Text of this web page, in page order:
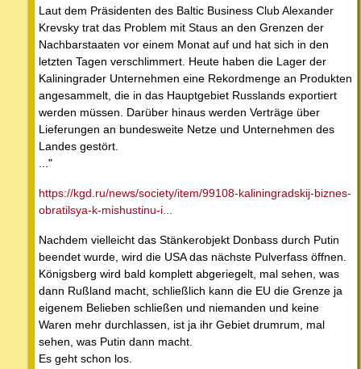
Laut dem Präsidenten des Baltic Business Club Alexander
Krevsky trat das Problem mit Staus an den Grenzen der
Nachbarstaaten vor einem Monat auf und hat sich in den
letzten Tagen verschlimmert. Heute haben die Lager der
Kaliningrader Unternehmen eine Rekordmenge an Produkten
angesammelt, die in das Hauptgebiet Russlands exportiert
werden müssen. Darüber hinaus werden Verträge über
Lieferungen an bundesweite Netze und Unternehmen des
Landes gestört.
..."
https://kgd.ru/news/society/item/99108-kaliningradskij-biznes-
obratilsya-k-mishustinu-i...
Nachdem vielleicht das Stänkerobjekt Donbass durch Putin
beendet wurde, wird die USA das nächste Pulverfass öffnen.
Königsberg wird bald komplett abgeriegelt, mal sehen, was
dann Rußland macht, schließlich kann die EU die Grenze ja
eigenem Belieben schließen und niemanden und keine
Waren mehr durchlassen, ist ja ihr Gebiet drumrum, mal
sehen, was Putin dann macht.
Es geht schon los.